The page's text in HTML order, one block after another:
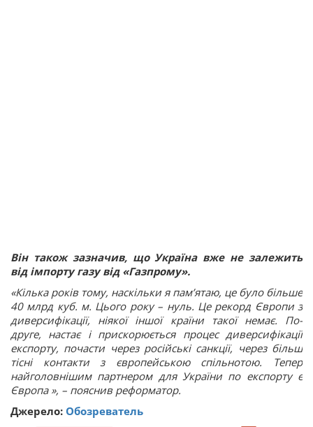
Він також зазначив, що Україна вже не залежить
від імпорту газу від «Газпрому».
«Кілька років тому, наскільки я пам’ятаю, це було більше
40 млрд куб. м. Цього року – нуль. Це рекорд Європи з
диверсифікації, ніякої іншої країни такої немає. По-
друге, настає і прискорюється процес диверсифікації
експорту, почасти через російські санкції, через більш
тісні контакти з європейською спільнотою. Тепер
найголовнішим партнером для України по експорту є
Європа », – пояснив реформатор.
Джерело: Обозреватель